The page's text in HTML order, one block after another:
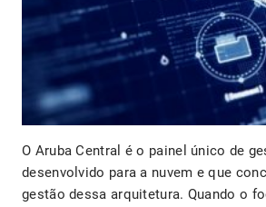
O Aruba Central é o painel único de
desenvolvido para a nuvem e que
gestão dessa arquitetura. Quando o